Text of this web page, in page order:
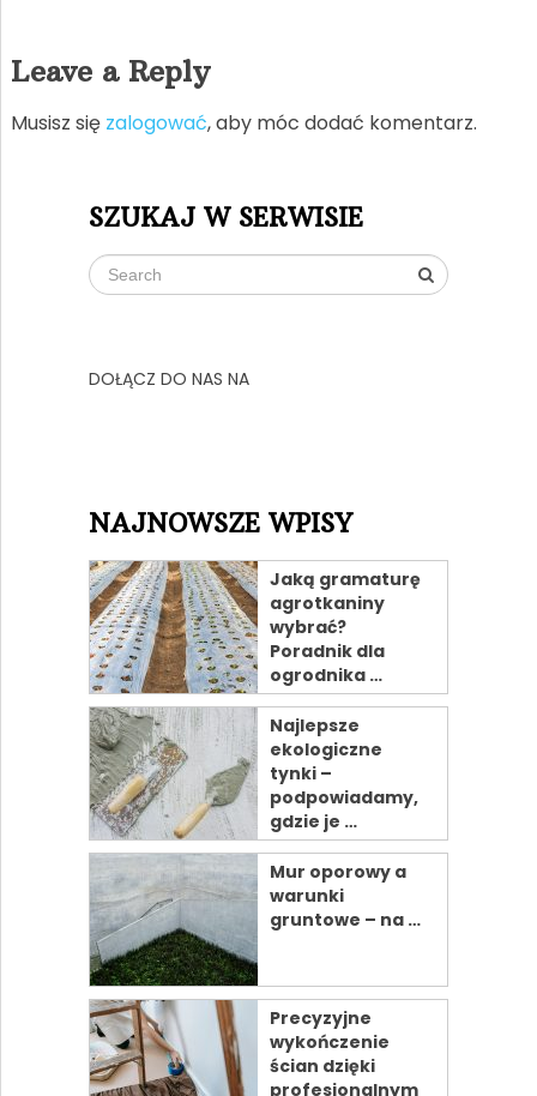
Leave a Reply
Musisz się zalogować, aby móc dodać komentarz.
SZUKAJ W SERWISIE
DOŁĄCZ DO NAS NA
NAJNOWSZE WPISY
Jaką gramaturę
agrotkaniny
wybrać?
Poradnik dla
ogrodnika …
Najlepsze
ekologiczne
tynki –
podpowiadamy,
gdzie je …
Mur oporowy a
warunki
gruntowe – na …
Precyzyjne
wykończenie
ścian dzięki
profesjonalnym